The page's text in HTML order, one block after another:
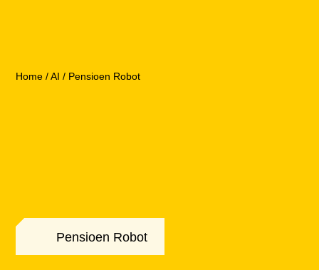
Home /AI / Pensioen Robot
Pensioen Robot